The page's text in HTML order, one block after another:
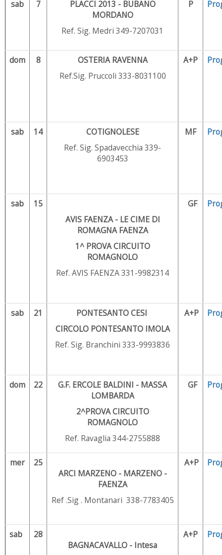
sab 7
PLACCI 2013 - BUBANO
MORDANO
Ref. Sig. Medri 349-7207031
P
dom 8
OSTERIA RAVENNA
Ref.Sig. Pruccoli 333-8031100
A+P
sab 14
COTIGNOLESE
Ref. Sig. Spadavecchia 339-
6903453
MF
sab
15
AVIS FAENZA - LE CIME DI
ROMAGNA FAENZA
1^ PROVA CIRCUITO
ROMAGNOLO
Ref. AVIS FAENZA 331-9982314
GF
sab 21
PONTESANTO CESI
CIRCOLO PONTESANTO IMOLA
Ref. Sig. Branchini 333-9993836
A+P
dom 22
G.F. ERCOLE BALDINI - MASSA
LOMBARDA
2^PROVA CIRCUITO
ROMAGNOLO
Ref. Ravaglia 344-2755888
GF
mer
25
ARCI MARZENO - MARZENO -
FAENZA
Ref .Sig . Montanari 338-7783405
A+P
sab
28
BAGNACAVALLO - Intesa
A+P